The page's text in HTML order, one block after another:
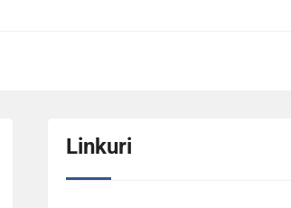
Linkuri